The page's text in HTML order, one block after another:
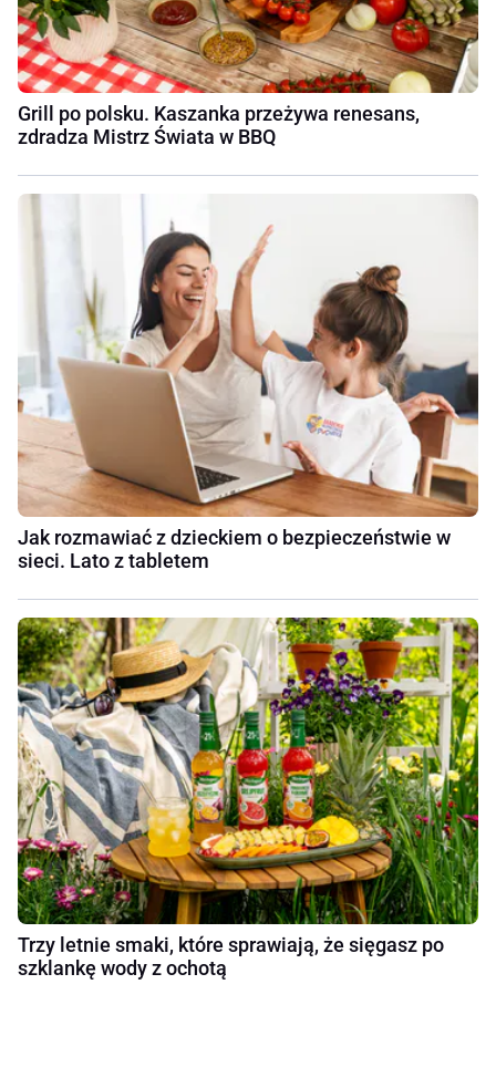
Grill po polsku. Kaszanka przeżywa renesans,
zdradza Mistrz Świata w BBQ
Jak rozmawiać z dzieckiem o bezpieczeństwie w
sieci. Lato z tabletem
Trzy letnie smaki, które sprawiają, że sięgasz po
szklankę wody z ochotą